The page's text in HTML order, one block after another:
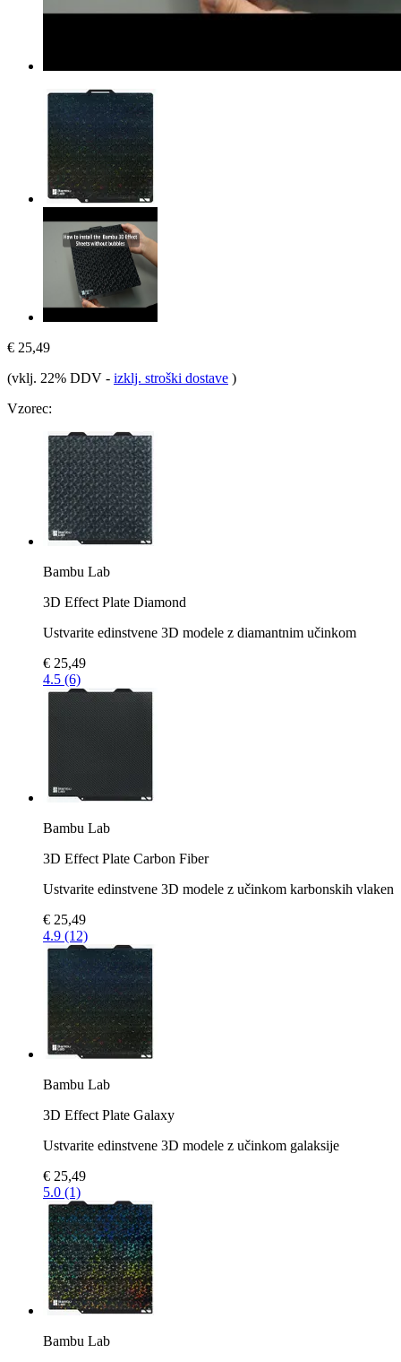
€ 25,49
(vklj. 22% DDV - izklj. stroški dostave )
Vzorec:
Bambu Lab
3D Effect Plate Diamond
Ustvarite edinstvene 3D modele z diamantnim učinkom
€ 25,49
4.5 (6)
Bambu Lab
3D Effect Plate Carbon Fiber
Ustvarite edinstvene 3D modele z učinkom karbonskih vlaken
€ 25,49
4.9 (12)
Bambu Lab
3D Effect Plate Galaxy
Ustvarite edinstvene 3D modele z učinkom galaksije
€ 25,49
5.0 (1)
Bambu Lab